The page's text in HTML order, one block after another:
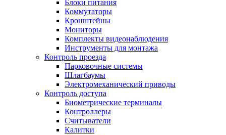
Блоки питания
Коммутаторы
Кронштейны
Мониторы
Комплекты видеонаблюдения
Инструменты для монтажа
Контроль проезда
Парковочные системы
Шлагбаумы
Электромеханический приводы
Контроль доступа
Биометрические терминалы
Контроллеры
Считыватели
Калитки